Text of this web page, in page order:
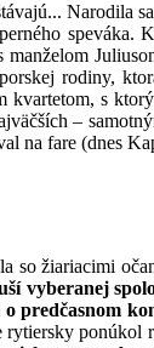
Narodila
rodiny,
kvartetom, s
–
na fare (dnes
so žiariacimi
vyberanej
predčasnom
rytiersky